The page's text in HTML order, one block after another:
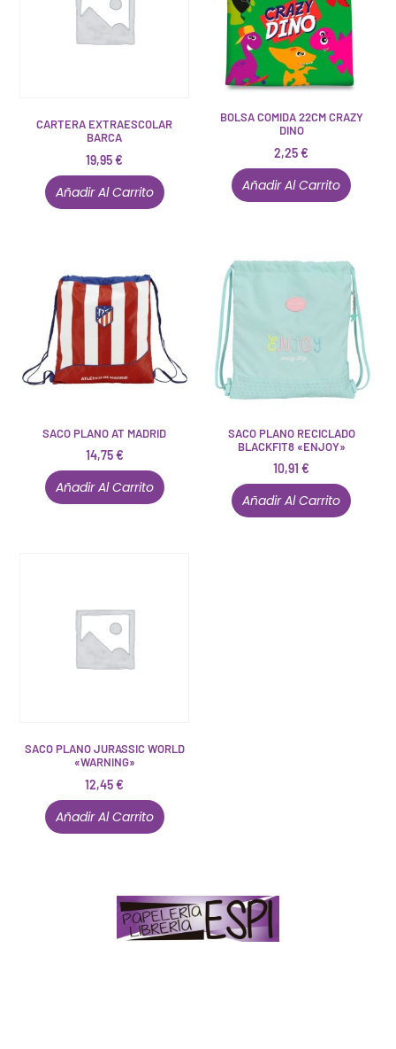
CARTERA EXTRAESCOLAR
BARCA
19,95€
Añadir Al Carrito
BOLSA COMIDA 22CM CRAZY
DINO
2,25€
Añadir Al Carrito
SACO PLANO AT MADRID
14,75€
Añadir Al Carrito
SACO PLANO RECICLADO
BLACKFIT8 «ENJOY»
10,91€
Añadir Al Carrito
SACO PLANO JURASSIC WORLD
«WARNING»
12,45€
Añadir Al Carrito